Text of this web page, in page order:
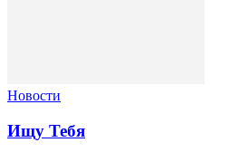
Новости
Ищу Тебя